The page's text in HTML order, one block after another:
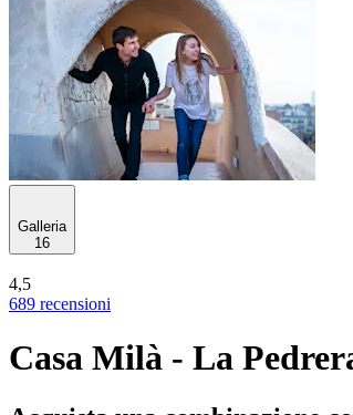
Galleria
16
4,5
689 recensioni
Casa Milà - La